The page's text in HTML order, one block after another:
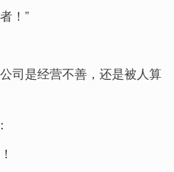
！”
司是经营不善，还是被人算